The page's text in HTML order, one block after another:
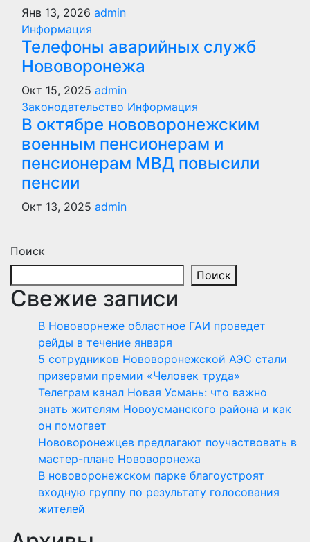
Янв 13, 2026 admin
Информация
Телефоны аварийных служб
Нововоронежа
Окт 15, 2025 admin
Законодательство Информация
В октябре нововоронежским
военным пенсионерам и
пенсионерам МВД повысили
пенсии
Окт 13, 2025 admin
Поиск
Поиск
Свежие записи
В Нововорнеже областное ГАИ проведет
рейды в течение января
5 сотрудников Нововоронежской АЭС стали
призерами премии «Человек труда»
Телеграм канал Новая Усмань: что важно
знать жителям Новоусманского района и как
он помогает
Нововоронежцев предлагают поучаствовать в
мастер-плане Нововоронежа
В нововоронежском парке благоустроят
входную группу по результату голосования
жителей